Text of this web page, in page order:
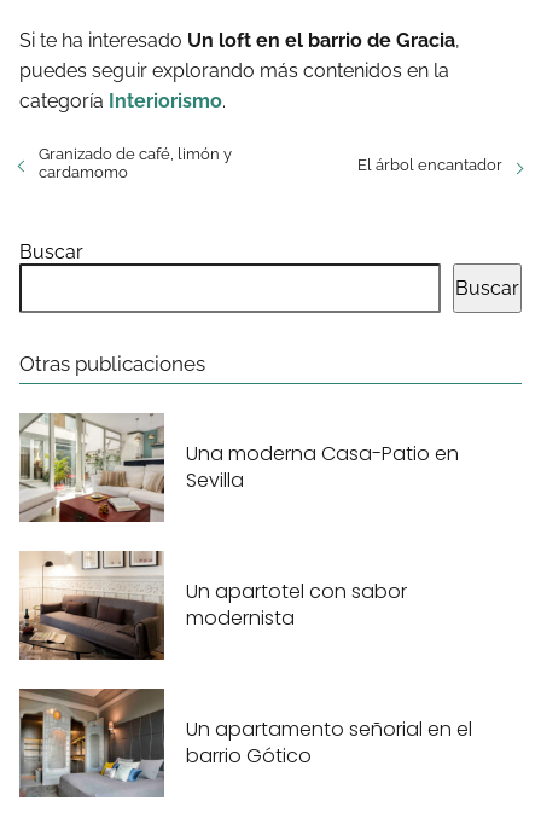
Si te ha interesado Un loft en el barrio de Gracia,
puedes seguir explorando más contenidos en la
categoría Interiorismo.
Granizado de café, limón y
cardamomo
El árbol encantador
Buscar
Buscar
Otras publicaciones
Una moderna Casa-Patio en
Sevilla
Un apartotel con sabor
modernista
Un apartamento señorial en el
barrio Gótico